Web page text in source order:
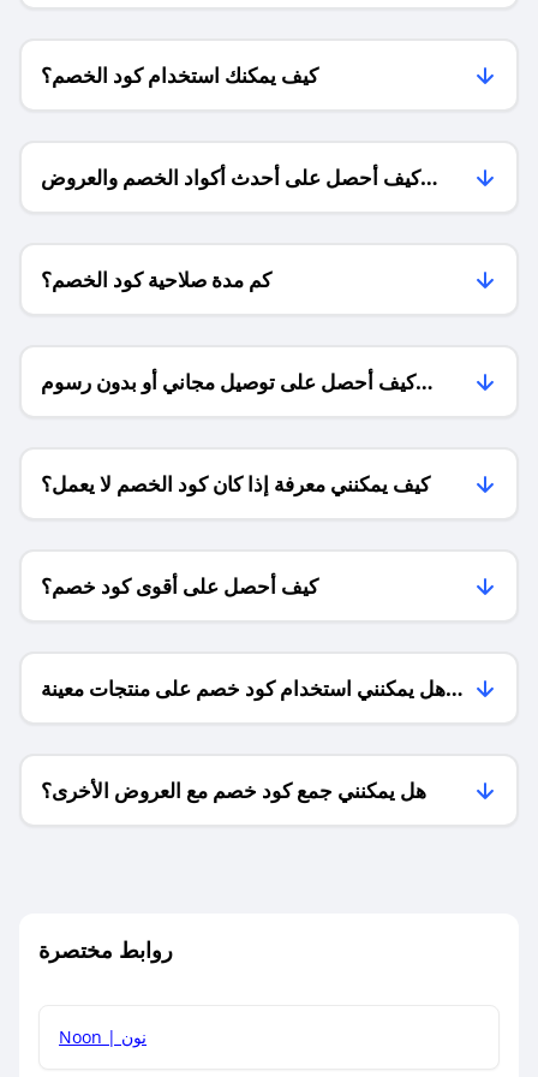
كيف يمكنك استخدام كود الخصم؟
كيف أحصل على أحدث أكواد الخصم والعروض
للمتاجر؟
كم مدة صلاحية كود الخصم؟
كيف أحصل على توصيل مجاني أو بدون رسوم
الشحن ؟
كيف يمكنني معرفة إذا كان كود الخصم لا يعمل؟
كيف أحصل على أقوى كود خصم؟
هل يمكنني استخدام كود خصم على منتجات معينة
فقط؟
هل يمكنني جمع كود خصم مع العروض الأخرى؟
روابط مختصرة
Noon | نون